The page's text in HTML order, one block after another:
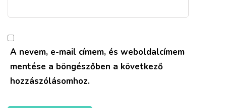
A nevem, e-mail címem, és weboldalcímem
mentése a böngészőben a következő
hozzászólásomhoz.